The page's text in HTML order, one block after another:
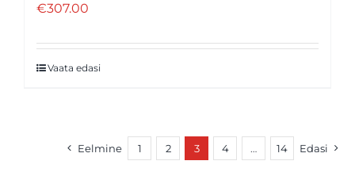
€307.00
Vaata edasi
Eelmine 1 2 3 4 … 14 Edasi